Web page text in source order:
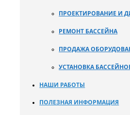
ПРОЕКТИРОВАНИЕ И
РЕМОНТ БАССЕЙНА
ПРОДАЖА
УСТАНОВКА
НАШИ РАБОТЫ
ПОЛЕЗНАЯ ИНФОРМАЦИЯ